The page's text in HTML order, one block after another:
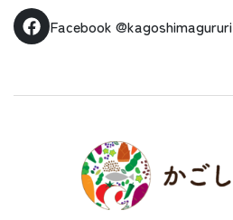
Facebook @kagoshimagururi